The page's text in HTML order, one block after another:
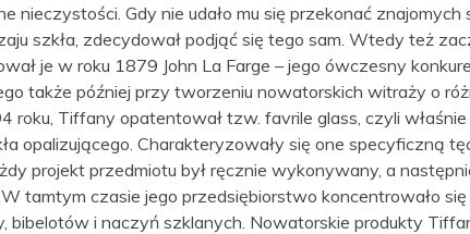
nieczystości. Gdy nie udało mu się przekonać znajomych
szkła, zdecydował podjąć się tego sam. Wtedy też
je w roku 1879 John La Farge – jego ówczesny
także później przy tworzeniu nowatorskich witraży o
roku, Tiffany opatentował tzw. favrile glass, czyli właśnie
opalizującego. Charakteryzowały się one specyficzną
projekt przedmiotu był ręcznie wykonywany, a
tamtym czasie jego przedsiębiorstwo koncentrowało
i naczyń szklanych. Nowatorskie produkty